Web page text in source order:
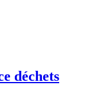
déchets